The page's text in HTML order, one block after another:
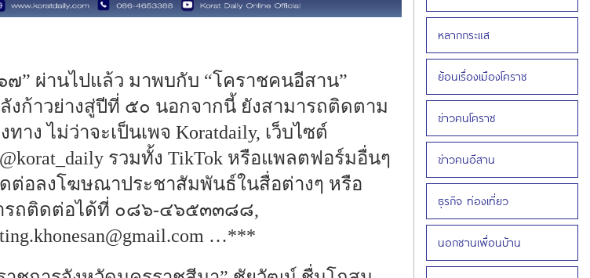
” ผ่านไปแล้ว มาพบกับ “โคราชคนอีสาน”
ก้าวย่างสู่ปีที่ ๕๐ นอกจากนี้ ยังสามารถติดตาม
ง ไม่ว่าจะเป็นเพจ Koratdaily, เว็บไซต์
รวมทั้ง TikTok หรือแพลตฟอร์มอื่นๆ
ต่อลงโฆษณาประชาสัมพันธ์ในสื่อต่างๆ หรือ
รถติดต่อได้ที่ ๐๘๖-๔๖๕๓๓๘๘,
…***
หลากกระแส
ย้อนเรื่องเมืองโคราช
ข่าวคนโคราช
ข่าวคนอีสาน
ธุรกิจ ท่องเที่ยว
นอกชานเพื่อนบ้าน